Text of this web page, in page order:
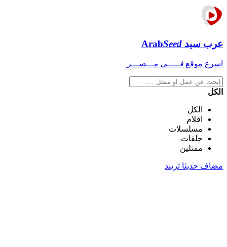
عرب سيد ArabSeed
اسرع موقع فـــــي مـــصـــر
الكل
الكل
افلام
مسلسلات
حلقات
ممثلين
مضاف حديثا تريند